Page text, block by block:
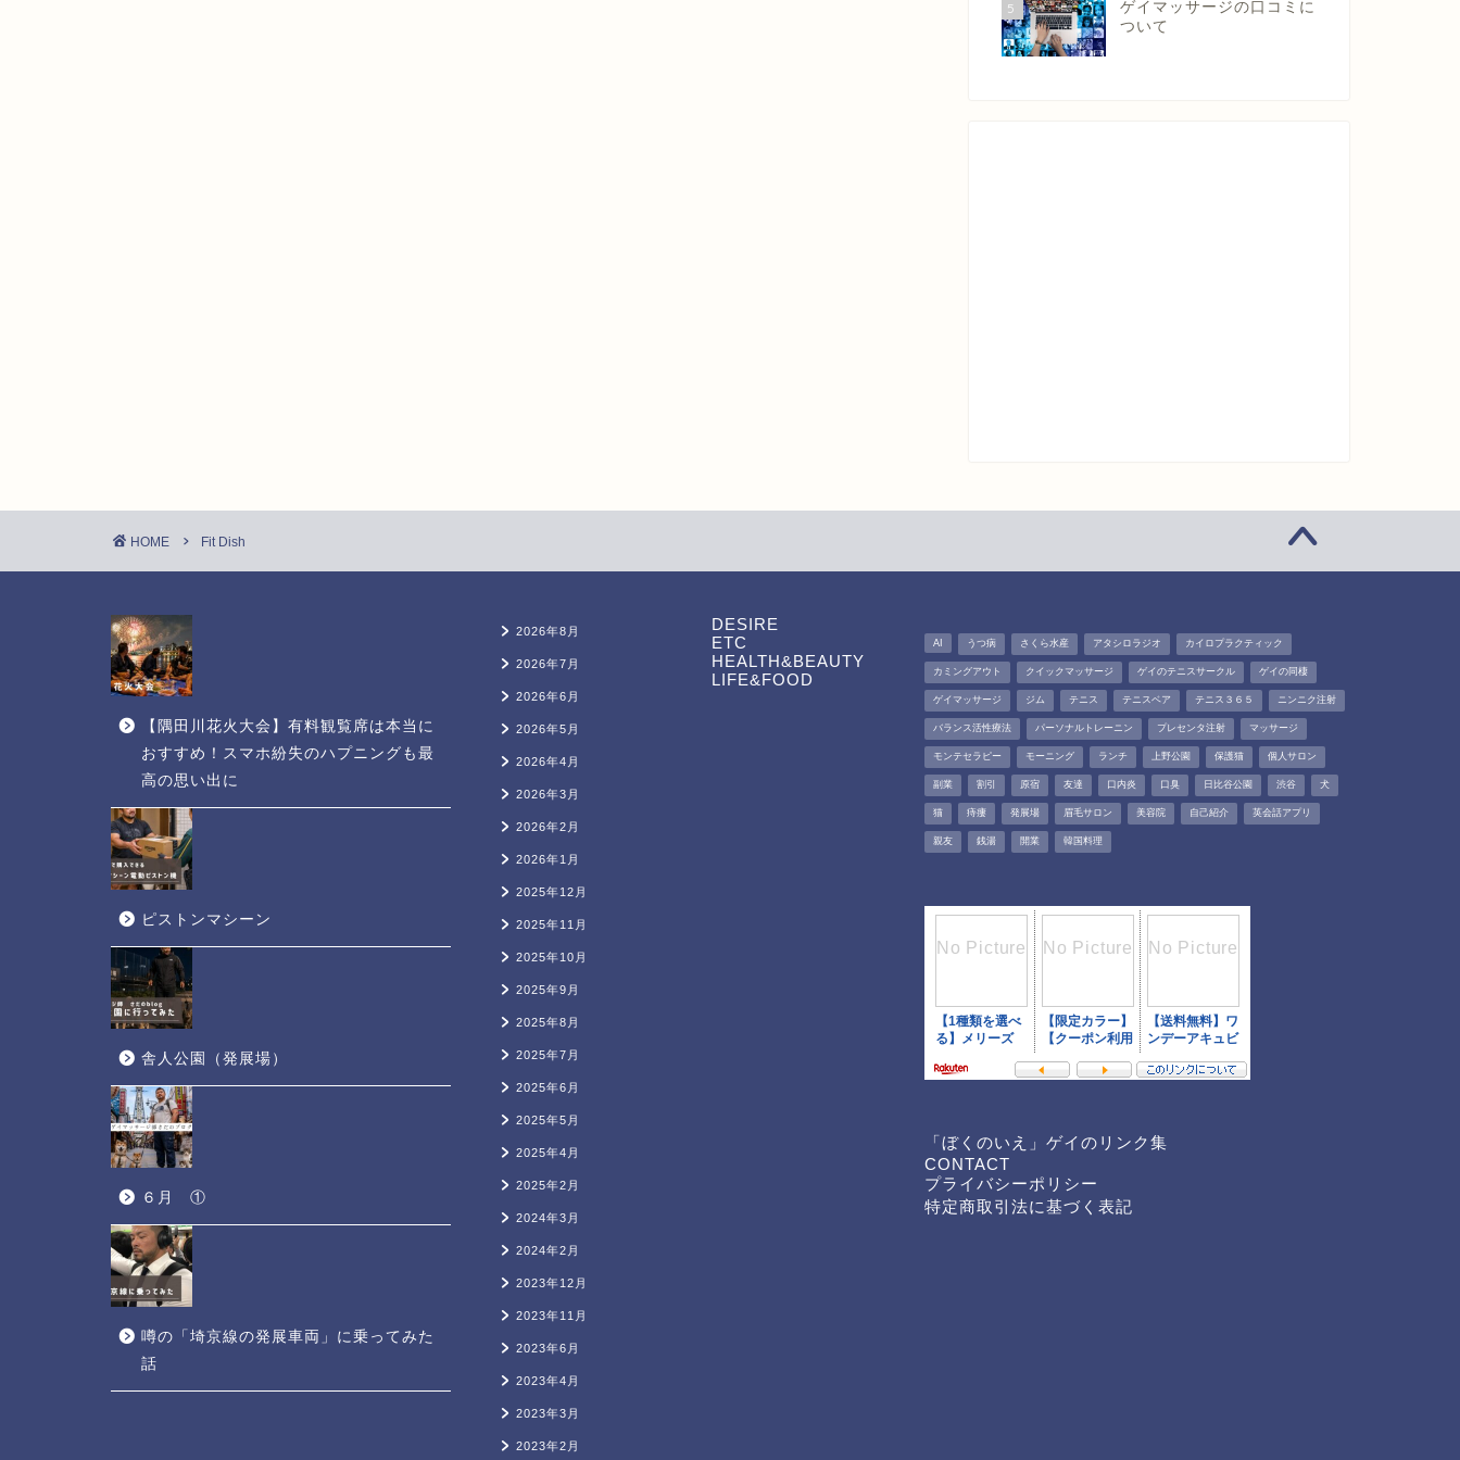
5
ゲイマッサージの口コミに
ついて
HOME Fit Dish
【隅田川花火大会】有料観覧席は本当に
おすすめ！スマホ紛失のハプニングも最
高の思い出に
ピストンマシーン
舎人公園（発展場）
６月 ①
噂の「埼京線の発展車両」に乗ってみた
話
2026年8月
2026年7月
2026年6月
2026年5月
2026年4月
2026年3月
2026年2月
2026年1月
2025年12月
2025年11月
2025年10月
2025年9月
2025年8月
2025年7月
2025年6月
2025年5月
2025年4月
2025年2月
2024年3月
2024年2月
2023年12月
2023年11月
2023年6月
2023年4月
2023年3月
2023年2月
DESIRE
ETC
HEALTH&BEAUTY
LIFE&FOOD
AI うつ病 さくら水産 アタシロラジオ カイロプラクティック
カミングアウト クイックマッサージ ゲイのテニスサークル ゲイの同棲
ゲイマッサージ ジム テニス テニスベア テニス３６５ ニンニク注射
バランス活性療法 パーソナルトレーニン プレセンタ注射 マッサージ
モンテセラピー モーニング ランチ 上野公園 保護猫 個人サロン
副業 割引 原宿 友達 口内炎 口臭 日比谷公園 渋谷 犬
猫 痔瘻 発展場 眉毛サロン 美容院 自己紹介 英会話アプリ
親友 銭湯 開業 韓国料理
「ぼくのいえ」ゲイのリンク集
CONTACT
プライバシーポリシー
特定商取引法に基づく表記